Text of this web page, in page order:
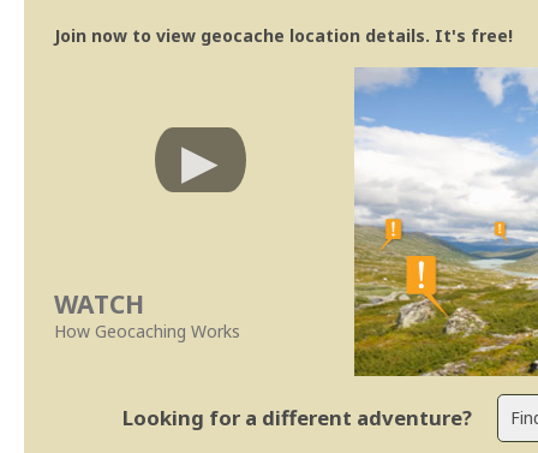
Join now to view geocache location details. It's free!
WATCH
How Geocaching Works
Looking for a different adventure?